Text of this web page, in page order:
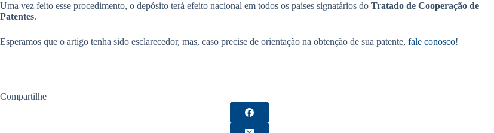
Uma vez feito esse procedimento, o depósito terá efeito nacional em todos os países signatários do Tratado de Cooperação de
Patentes.
Esperamos que o artigo tenha sido esclarecedor, mas, caso precise de orientação na obtenção de sua patente, fale conosco!
Compartilhe